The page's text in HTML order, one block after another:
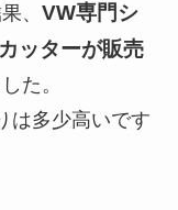
、 VW専門シ
ッターが販売
た。
は多少高いです